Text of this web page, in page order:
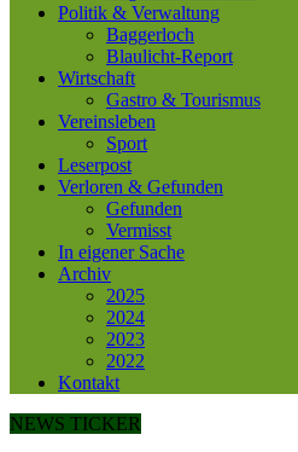
Politik & Verwaltung
Baggerloch
Blaulicht-Report
Wirtschaft
Gastro & Tourismus
Vereinsleben
Sport
Leserpost
Verloren & Gefunden
Gefunden
Vermisst
In eigener Sache
Archiv
2025
2024
2023
2022
Kontakt
NEWS TICKER